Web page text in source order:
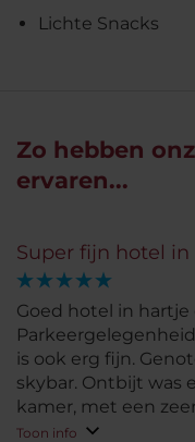
Lichte Snacks
Zo hebben
ervaren...
Super fijn hotel
Goed hotel in
is ook erg fijn. Genoten van het mooie uitzicht in de
skybar. Ontbijt was
kamer, met een
thuis laten. De bose box is
Toon info